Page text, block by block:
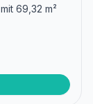
69,32 m²